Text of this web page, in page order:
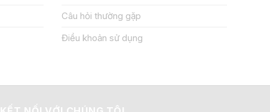
Câu hỏi thường gặp
Điều khoản sử dụng